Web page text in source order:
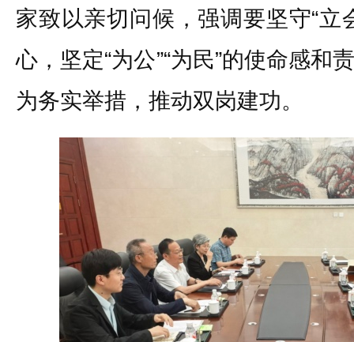
家致以亲切问候，强调要坚守“立
心，坚定“为公”“为民”的使命感和
为务实举措，推动双岗建功。